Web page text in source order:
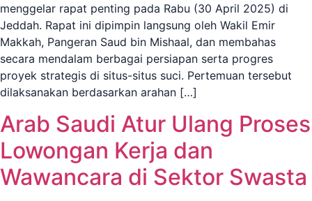
menggelar rapat penting pada Rabu (30 April 2025) di
Jeddah. Rapat ini dipimpin langsung oleh Wakil Emir
Makkah, Pangeran Saud bin Mishaal, dan membahas
secara mendalam berbagai persiapan serta progres
proyek strategis di situs-situs suci. Pertemuan tersebut
dilaksanakan berdasarkan arahan […]
Arab Saudi Atur Ulang Proses
Lowongan Kerja dan
Wawancara di Sektor Swasta